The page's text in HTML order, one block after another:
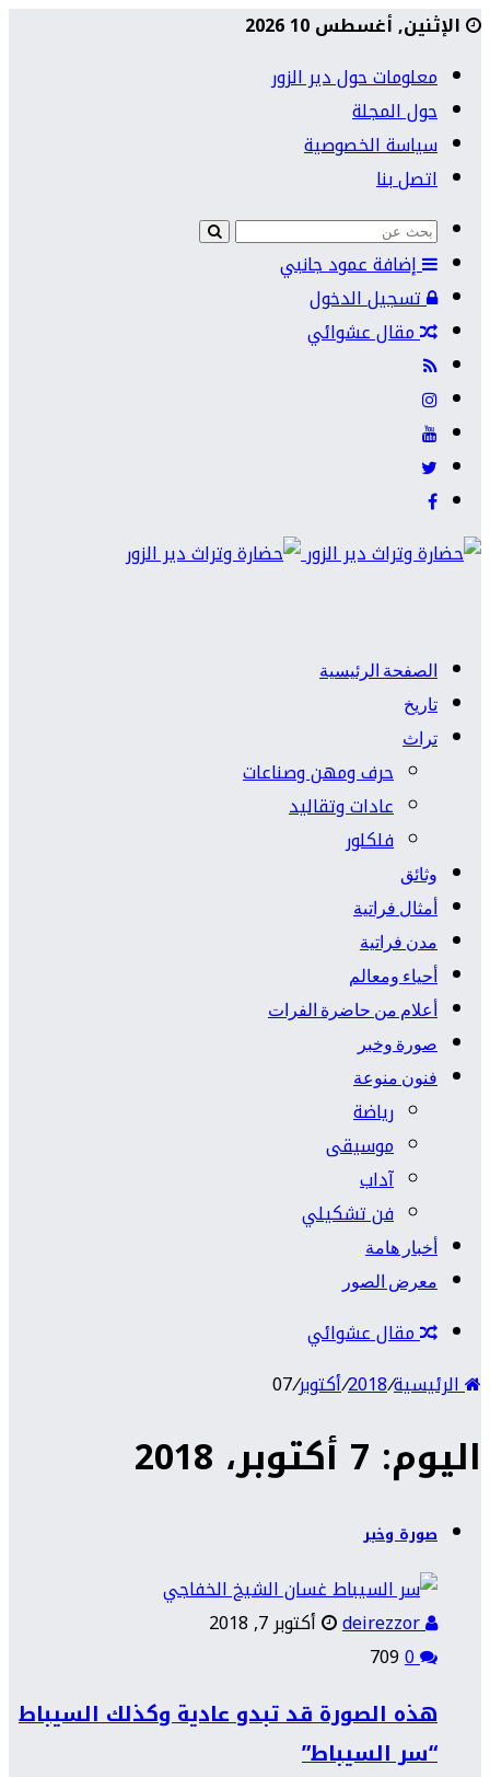
الإثنين, أغسطس 10 2026
معلومات حول دير الزور
حول المجلة
سياسة الخصوصية
اتصل بنا
إضافة عمود جانبي
تسجيل الدخول
مقال عشوائي
الصفحة الرئيسية
تاريخ
تراث
حرف ومهن وصناعات
عادات وتقاليد
فلكلور
وثائق
أمثال فراتية
مدن فراتية
أحياء ومعالم
أعلام من حاضرة الفرات
صورة وخبر
فنون منوعة
رياضة
موسيقى
آداب
فن تشكيلي
أخبار هامة
معرض الصور
مقال عشوائي
الرئيسية/
2018
/أكتوبر/
07
اليوم: 7 أكتوبر، 2018
صورة وخبر
deirezzor
أكتوبر 7, 2018
0
هذه الصورة قد تبدو عادية وكذلك السيباط
“سر السيباط”